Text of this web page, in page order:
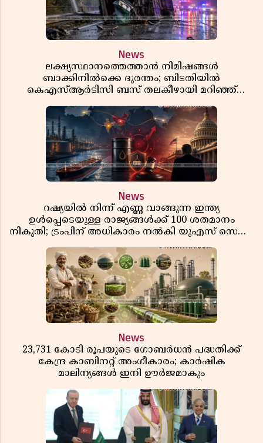
News
ലക്ഷ്യസ്ഥാനത്തെത്താൻ നിമിഷങ്ങൾ
ബാക്കിനിൽക്കെ ദുരന്തം; ബിടതിയിൽ
കെഎസ്ആർടിസി ബസ് തലകീഴായി മറിഞ്ഞ്
News
റഷ്യയിൽ നിന്ന് എണ്ണ വാങ്ങുന്ന ഇന്ത്യ
ഉൾപ്പെടെയുള്ള രാജ്യങ്ങൾക്ക് 100 ശതമാനം
നികുതി; ട്രംപിന് അധികാരം നൽകി യുഎസ് സെനറ്റ്
News
23,731 കോടി രൂപയുടെ ഗോബർധൻ പദ്ധതിക്ക്
കേന്ദ്ര കാബിനറ്റ് അംഗീകാരം; കാർഷിക
മാലിന്യങ്ങൾ ഇനി ഊർജമാകും